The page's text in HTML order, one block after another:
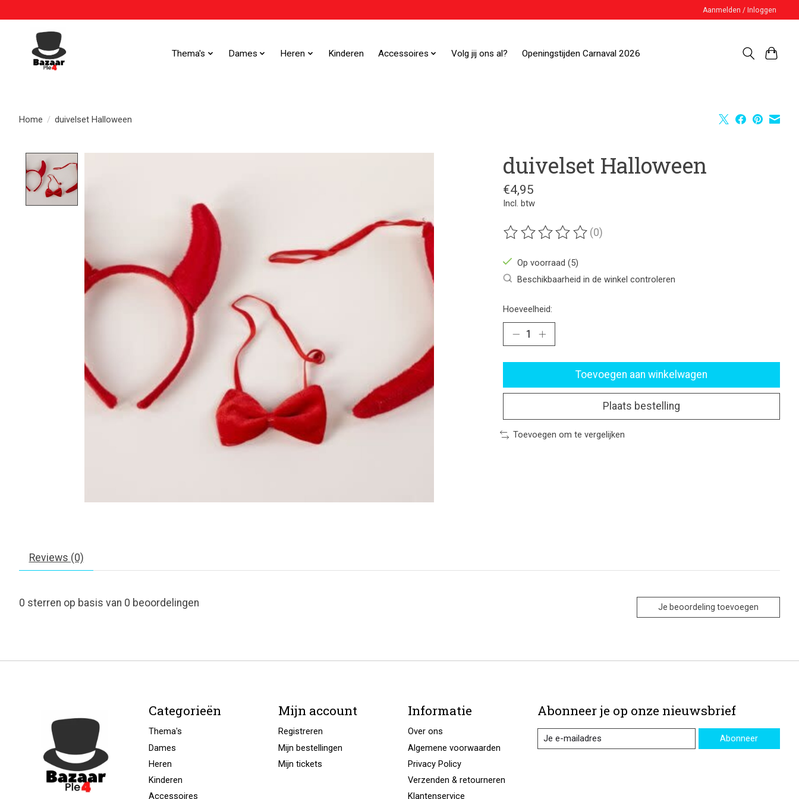
Aanmelden / Inloggen
Thema's Dames Heren Kinderen Accessoires Volg jij ons al? Openingstijden Carnaval 2026
Home / duivelset Halloween
duivelset Halloween
€4,95
Incl. btw
De beoordeling van dit product is
(0)
Op voorraad (5)
Beschikbaarheid in de winkel controleren
Hoeveelheid:
Toevoegen aan winkelwagen
Plaats bestelling
Toevoegen om te vergelijken
Reviews (0)
0 sterren op basis van 0 beoordelingen Je beoordeling toevoegen
Categorieën
Thema's
Dames
Heren
Kinderen
Accessoires
Mijn account
Registreren
Mijn bestellingen
Mijn tickets
Informatie
Over ons
Algemene voorwaarden
Privacy Policy
Verzenden & retourneren
Klantenservice
Abonneer je op onze nieuwsbrief
Abonneer